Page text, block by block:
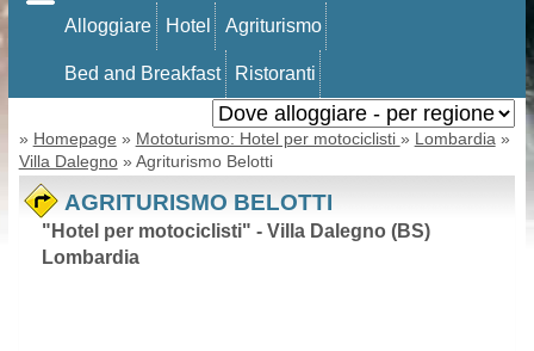
Alloggiare Hotel Agriturismo
Bed and Breakfast Ristoranti
» Homepage » Mototurismo: Hotel per motociclisti » Lombardia »
Villa Dalegno» Agriturismo Belotti
AGRITURISMO BELOTTI
"Hotel per motociclisti" - Villa Dalegno (BS)
Lombardia